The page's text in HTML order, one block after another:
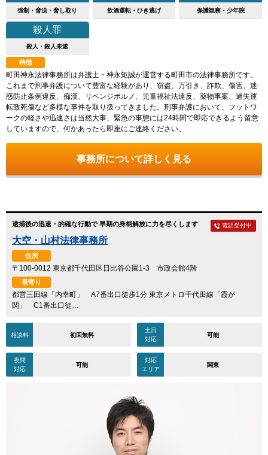
強制・脅迫・脅し取り 飲酒運転・ひき逃げ 保護観察・少年院
殺人罪
殺人・殺人未遂
特徴
町田神永法律事務所は弁護士・神永矩誠が運営する町田市の法律事務所です。
これまで刑事弁護について豊富な経験があり、窃盗、万引き、詐欺、傷害、迷
惑防止条例違反、痴漢、リベンジポルノ、児童福祉法違反、薬物事案、過失運
転致死傷など多様な事件を取り扱ってきました。刑事弁護において、フットワ
ークの軽さや迅速さは当然大事、緊急の事態には24時間で即応できるよう留意
していますので、何かあったら即座にご連絡ください。
事務所について詳しく見る
逮捕後の迅速・的確な行動で 早期の身柄解放に力を尽くします
大空・山村法律事務所
住所
〒100-0012 東京都千代田区日比谷公園1-3 市政会館4階
最寄り
都営三田線「内幸町」 A7番出口徒歩1分 東京メトロ千代田線「霞が
関」 C1番出口徒…
電話受付中
相談料 初回無料
土日
対応
可能
夜間
対応
可能
対応
エリア
関東